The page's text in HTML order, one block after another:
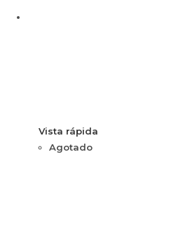
Vista rápida
Agotado